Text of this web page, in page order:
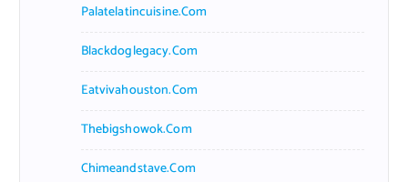
Palatelatincuisine.com
Blackdoglegacy.com
Eatvivahouston.com
Thebigshowok.com
Chimeandstave.com